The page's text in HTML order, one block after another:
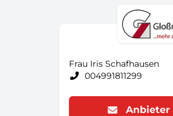
Frau Iris Schafhausen
004991811299